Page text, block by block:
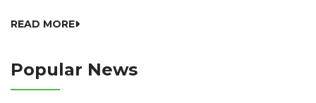
READ MORE
Popular News